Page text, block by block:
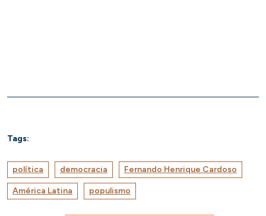
Tags:
política democracia Fernando Henrique Cardoso
América Latina populismo